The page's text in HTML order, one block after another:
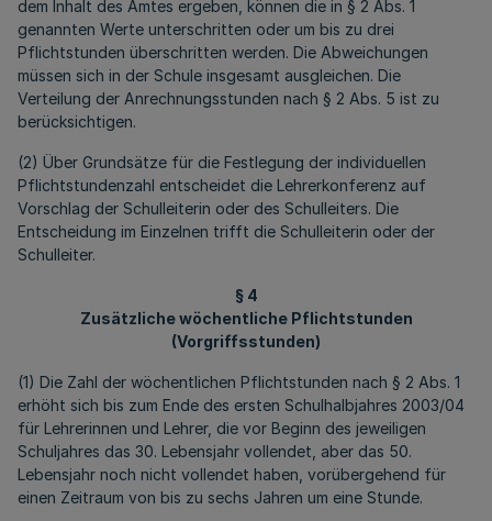
dem Inhalt des Amtes ergeben, können die in § 2 Abs. 1
genannten Werte unterschritten oder um bis zu drei
Pflichtstunden überschritten werden. Die Abweichungen
müssen sich in der Schule insgesamt ausgleichen. Die
Verteilung der Anrechnungsstunden nach § 2 Abs. 5 ist zu
berücksichtigen.
(2) Über Grundsätze für die Festlegung der individuellen
Pflichtstundenzahl entscheidet die Lehrerkonferenz auf
Vorschlag der Schulleiterin oder des Schulleiters. Die
Entscheidung im Einzelnen trifft die Schulleiterin oder der
Schulleiter.
§ 4
Zusätzliche wöchentliche Pflichtstunden
(Vorgriffsstunden)
(1) Die Zahl der wöchentlichen Pflichtstunden nach § 2 Abs. 1
erhöht sich bis zum Ende des ersten Schulhalbjahres 2003/04
für Lehrerinnen und Lehrer, die vor Beginn des jeweiligen
Schuljahres das 30. Lebensjahr vollendet, aber das 50.
Lebensjahr noch nicht vollendet haben, vorübergehend für
einen Zeitraum von bis zu sechs Jahren um eine Stunde.